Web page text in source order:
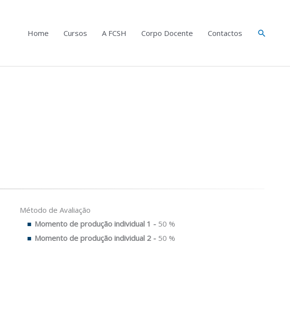
Home Cursos A FCSH Corpo Docente Contactos Search
Método de Avaliação
Momento de produção individual 1 - 50 %
Momento de produção individual 2 - 50 %